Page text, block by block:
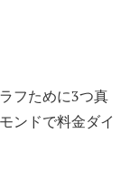
フために3つ真
ンドで料金ダイ